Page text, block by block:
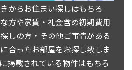
からお住まい探しはもちろ
方や家賃・礼金含め初期費用
しの方・その他ご事情がある
合ったお部屋をお探し致しま
掲載されている物件はもちろ